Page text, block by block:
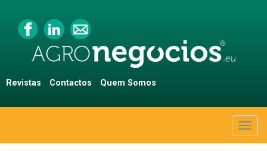
Revistas Contactos Quem Somos